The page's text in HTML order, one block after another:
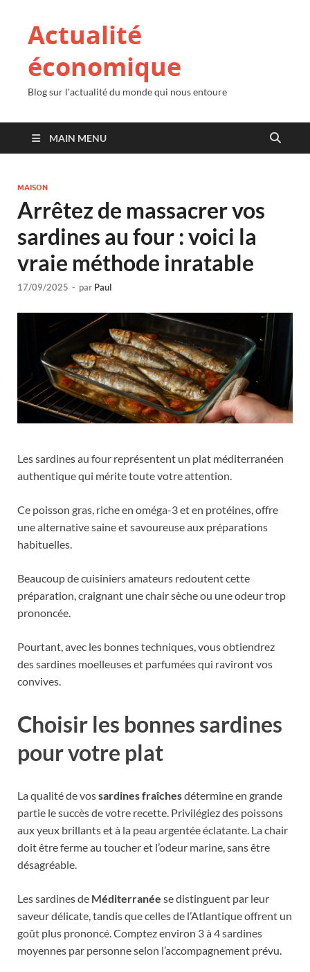
Actualité
économique
Blog sur l'actualité du monde qui nous entoure
MAIN MENU
MAISON
Arrêtez de massacrer vos
sardines au four : voici la
vraie méthode inratable
17/09/2025 - par Paul
Les sardines au four représentent un plat méditerranéen
authentique qui mérite toute votre attention.
Ce poisson gras, riche en oméga-3 et en protéines, offre
une alternative saine et savoureuse aux préparations
habituelles.
Beaucoup de cuisiniers amateurs redoutent cette
préparation, craignant une chair sèche ou une odeur trop
prononcée.
Pourtant, avec les bonnes techniques, vous obtiendrez
des sardines moelleuses et parfumées qui raviront vos
convives.
Choisir les bonnes sardines
pour votre plat
La qualité de vossardines fraîchesdétermine en grande
partie le succès de votre recette. Privilégiez des poissons
aux yeux brillants et à la peau argentée éclatante. La chair
doit être ferme au toucher et l’odeur marine, sans être
désagréable.
Les sardines de Méditerranée se distinguent par leur
saveur délicate, tandis que celles de l’Atlantique offrent un
goût plus prononcé. Comptez environ 3 à 4 sardines
moyennes par personne selon l’accompagnement prévu.